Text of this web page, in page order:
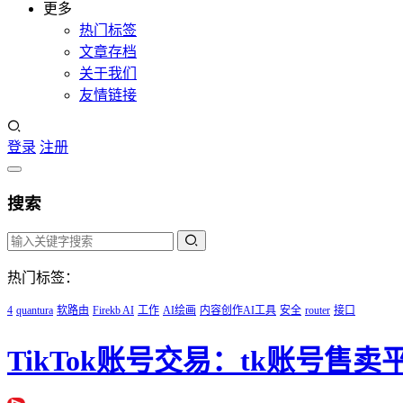
更多
热门标签
文章存档
关于我们
友情链接
登录 注册
搜索
热门标签：
4 quantura 软路由 Firekb AI 工作 AI绘画 内容创作AI工具 安全 router 接口
TikTok账号交易：tk账号售卖